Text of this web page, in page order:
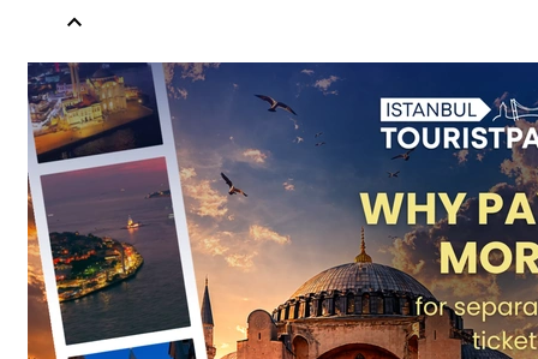
expand_less